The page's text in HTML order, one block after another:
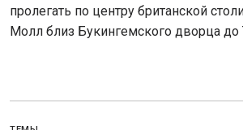
пролегать по центру британской
Молл близ Букингемского дворца до